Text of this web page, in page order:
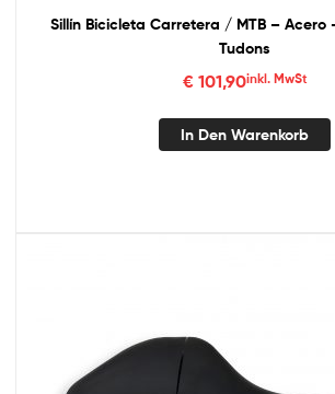
Sillín Bicicleta Carretera / MTB – Acero
Tudons
€101,90inkl. MwSt
In Den Warenkorb